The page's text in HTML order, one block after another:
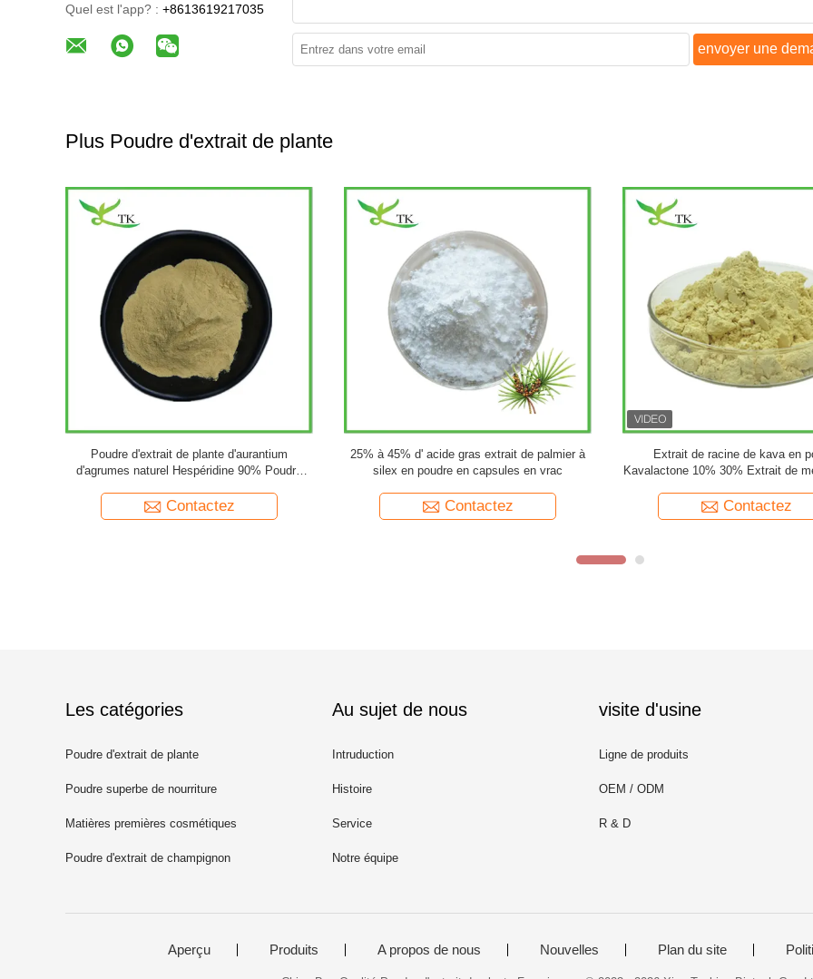
Quel est l'app? : +8613619217035
envoyer une
Plus Poudre d'extrait de plante
Poudre d'extrait de plante de ginseng naturel
10% à 80% Poudre de ginsénosides Panax
Contactez
Produit d'origine étrangère de la marque
Ginkgo Biloba en poudre
Contactez
Extrait de plante de ginkgo
poudre Flavones 24% Lactones
Contactez
Les catégories
Poudre d'extrait de plante
Poudre superbe de nourriture
Matières premières cosmétiques
Poudre d'extrait de champignon
Au sujet de nous
Intruduction
Histoire
Service
Notre équipe
visite d'usine
Ligne de produits
OEM / ODM
R & D
Aperçu Produits A propos de nous Nouvelles Plan du site